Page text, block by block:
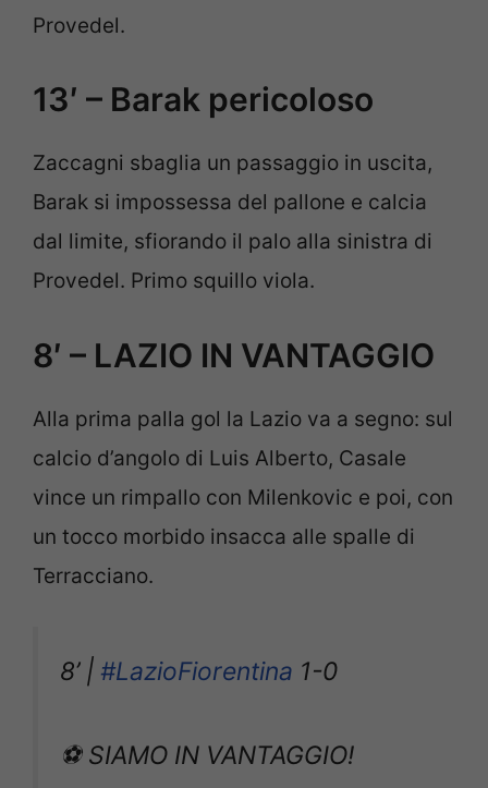
Provedel.
13′ – Barak pericoloso
Zaccagni sbaglia un passaggio in uscita,
Barak si impossessa del pallone e calcia
dal limite, sfiorando il palo alla sinistra di
Provedel. Primo squillo viola.
8′ – LAZIO IN VANTAGGIO
Alla prima palla gol la Lazio va a segno: sul
calcio d’angolo di Luis Alberto, Casale
vince un rimpallo con Milenkovic e poi, con
un tocco morbido insacca alle spalle di
Terracciano.
8’ | #LazioFiorentina 1-0
⚽️ SIAMO IN VANTAGGIO!